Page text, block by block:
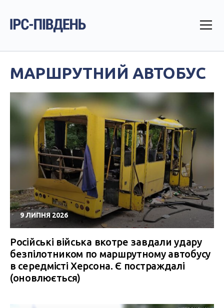
МАРШРУТНИЙ АВТОБУС
9 ЛИПНЯ 2026
Російські війська вкотре завдали удару
безпілотником по маршрутному автобусу
в середмісті Херсона. Є постраждалі
(оновлюється)